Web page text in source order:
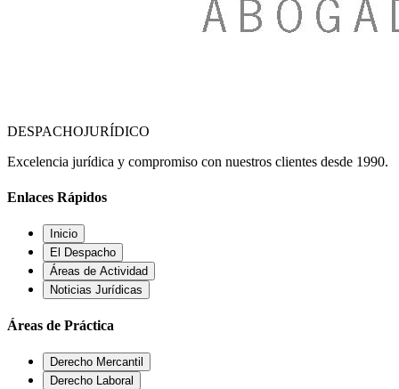
DESPACHOJURÍDICO
Excelencia jurídica y compromiso con nuestros clientes desde 1990.
Enlaces Rápidos
Inicio
El Despacho
Áreas de Actividad
Noticias Jurídicas
Áreas de Práctica
Derecho Mercantil
Derecho Laboral